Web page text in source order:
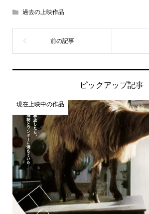
過去の上映作品
ピックアップ記事
現在上映中の作品